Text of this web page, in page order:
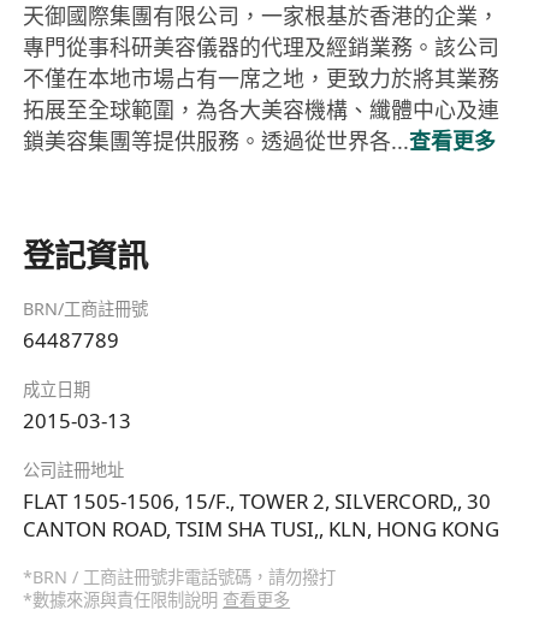
天御國際集團有限公司，一家根基於香港的企業，
專門從事科研美容儀器的代理及經銷業務。該公司
不僅在本地市場占有一席之地，更致力於將其業務
拓展至全球範圍，為各大美容機構、纖體中心及連
鎖美容集團等提供服務。透過從世界各...查看更多
登記資訊
BRN/工商註冊號
64487789
成立日期
2015-03-13
公司註冊地址
FLAT 1505-1506, 15/F., TOWER 2, SILVERCORD,, 30
CANTON ROAD, TSIM SHA TUSI,, KLN, HONG KONG
*BRN / 工商註冊號非電話號碼，請勿撥打
*數據來源與責任限制說明 查看更多